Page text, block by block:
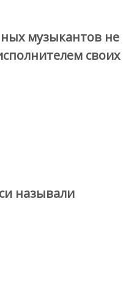
музыкантов не
своих
называли